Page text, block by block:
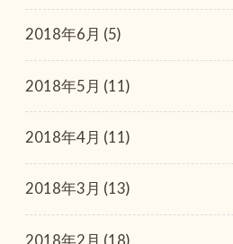
2018年6月 (5)
2018年5月 (11)
2018年4月 (11)
2018年3月 (13)
2018年2月 (18)